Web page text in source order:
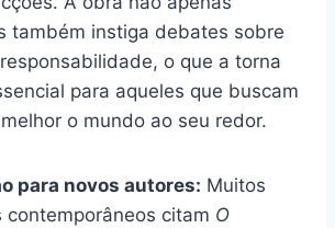
também instiga debates sobre
o que a torna
para aqueles que buscam
o mundo ao seu redor.
para novos autores: Muitos
contemporâneos citam O